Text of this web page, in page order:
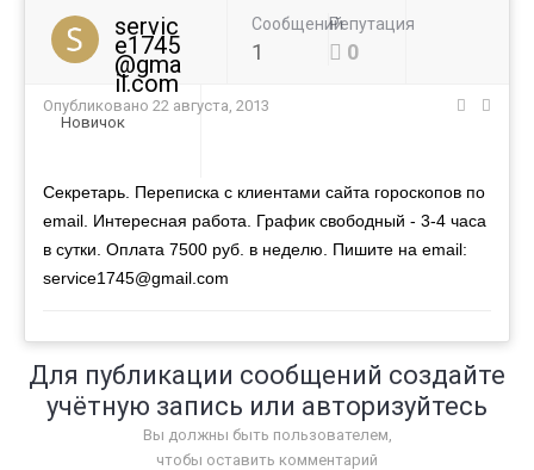
servic
e1745
@gma
il.com
Новичок
Сообщений
1
Репутация
0
Опубликовано 22 августа, 2013
Секретарь. Переписка с клиентами сайта гороскопов по
email. Интересная работа. График свободный - 3-4 часа
в сутки. Оплата 7500 руб. в неделю. Пишите на email:
service1745@gmail.com
Для публикации сообщений создайте
учётную запись или авторизуйтесь
Вы должны быть пользователем,
чтобы оставить комментарий